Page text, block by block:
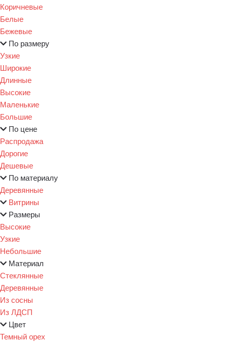
Коричневые
Белые
Бежевые
По размеру
Узкие
Широкие
Длинные
Высокие
Маленькие
Большие
По цене
Распродажа
Дорогие
Дешевые
По материалу
Деревянные
Витрины
Размеры
Высокие
Узкие
Небольшие
Материал
Стеклянные
Деревянные
Из сосны
Из ЛДСП
Цвет
Темный орех